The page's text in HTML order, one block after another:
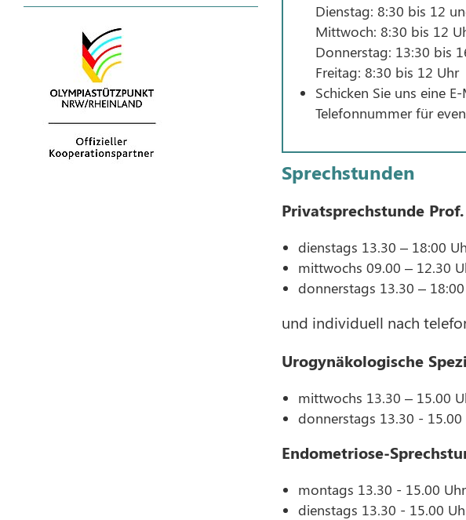
Dienstag: 8:30 bis 12
Mittwoch: 8:30 bis 12
Donnerstag: 13:30 bis
Freitag: 8:30 bis 12 Uhr
Schicken Sie uns eine
Telefonnummer für
Sprechstunden
Privatsprechstunde
dienstags 13.30 – 18:00
mittwochs 09.00 – 12.30
donnerstags 13.30 –
und individuell nach
Urogynäkologische
mittwochs 13.30 – 15.00
donnerstags 13.30 - 15.00
Endometriose-
montags 13.30 - 15.00 Uhr
dienstags 13.30 - 15.00